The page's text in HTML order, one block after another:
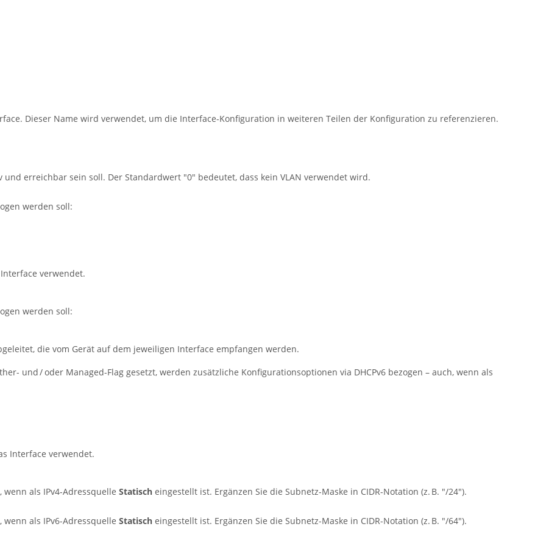
Dieser Name wird verwendet, um die Interface-Konfiguration in weiteren Teilen der Konfiguration zu referenzieren.
und erreichbar sein soll. Der Standardwert "0" bedeutet, dass kein VLAN verwendet wird.
werden soll:
verwendet.
werden soll:
die vom Gerät auf dem jeweiligen Interface empfangen werden.
und / oder Managed-Flag gesetzt, werden zusätzliche Konfigurationsoptionen via DHCPv6 bezogen – auch, wenn als
Interface verwendet.
als IPv4-Adressquelle Statisch eingestellt ist. Ergänzen Sie die Subnetz-Maske in CIDR-Notation (z. B. "/24").
als IPv6-Adressquelle Statisch eingestellt ist. Ergänzen Sie die Subnetz-Maske in CIDR-Notation (z. B. "/64").